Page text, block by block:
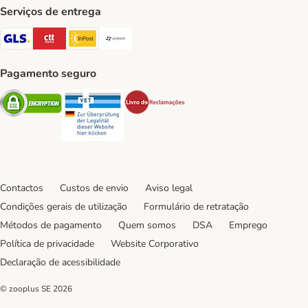
Serviços de entrega
GLS Shipping Method
CTTExpress Shipping Method
InPost Shipping Method
Pagamento seguro
Security Security
Contactos Custos de envio
Aviso legal
Condições gerais de utilização
Formulário de retratação
Métodos de pagamento
Quem somos DSA
Emprego
Política de privacidade
Website Corporativo
Declaração de acessibilidade
© zooplus SE 2026